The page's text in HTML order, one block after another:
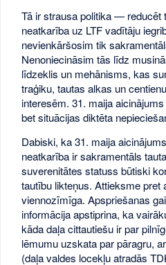
Tā ir strausa politika — reducēt
neatkarība uz LTF vadītāju
nevienkāršosim tik
Nenoniecināsim tās līdz
līdzeklis un mehānisms, kas
traģiku, tautas alkas un
interesēm. 31. maija
bet situācijas diktēta
Dabiski, ka 31. maija
neatkarība ir sakramentāls
suverenitātes statuss būtiski
tautību likteņus. Attieksme pret
viennozīmīga. Apspriešanas
informācija apstiprina, ka
kāda daļa cittautiešu ir par
lēmumu uzskata par pāragru,
(daļa valdes locekļu atradās